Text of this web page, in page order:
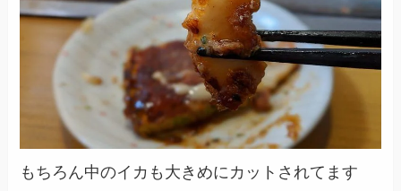
もちろん中のイカも大きめにカットされてます